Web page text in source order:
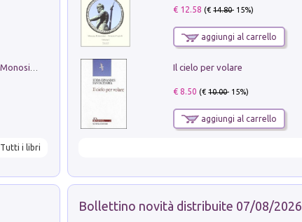
Tutti i libri
€ 12.58 (€14.80- 15%)
aggiungi al carrello
Il cielo per volare
€ 8.50 (€10.00- 15%)
aggiungi al carrello
Bollettino novità distribuite 07/08/2026